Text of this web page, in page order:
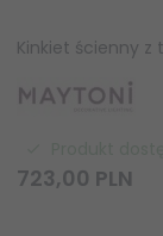
723,00 PLN